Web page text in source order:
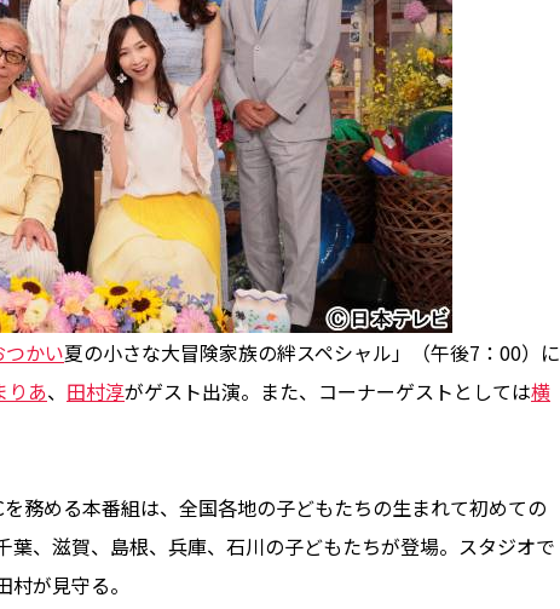
かい夏の小さな大冒険家族の絆スペシャル」（午後7：00）に
りあ、 田村淳がゲスト出演。また、コーナーゲストとしては横
を務める本番組は、全国各地の子どもたちの生まれて初めての
、滋賀、島根、兵庫、石川の子どもたちが登場。スタジオで
が見守る。